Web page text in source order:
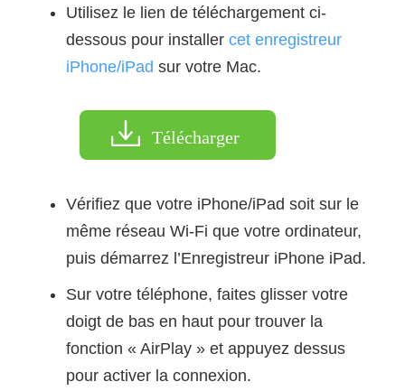
Utilisez le lien de téléchargement ci-
dessous pour installer cet enregistreur
iPhone/iPad sur votre Mac.
Télécharger
Vérifiez que votre iPhone/iPad soit sur le
même réseau Wi-Fi que votre ordinateur,
puis démarrez l’Enregistreur iPhone iPad.
Sur votre téléphone, faites glisser votre
doigt de bas en haut pour trouver la
fonction « AirPlay » et appuyez dessus
pour activer la connexion.